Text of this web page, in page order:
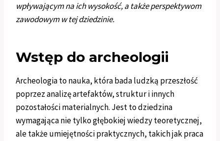
wpływającym na ich wysokość, a także perspektywom
zawodowym w tej dziedzinie.
Wstęp do archeologii
Archeologia to nauka, która bada ludzką przeszłość
poprzez analizę artefaktów, struktur i innych
pozostałości materialnych. Jest to dziedzina
wymagająca nie tylko głębokiej wiedzy teoretycznej,
ale także umiejętności praktycznych, takich jak praca